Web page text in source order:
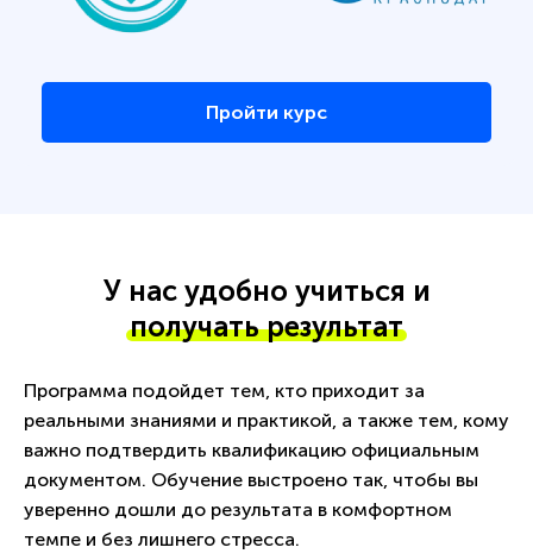
Пройти курс
У нас удобно учиться и
получать результат
Программа подойдет тем, кто приходит за
реальными знаниями и практикой, а также тем, кому
важно подтвердить квалификацию официальным
документом. Обучение выстроено так, чтобы вы
уверенно дошли до результата в комфортном
темпе и без лишнего стресса.